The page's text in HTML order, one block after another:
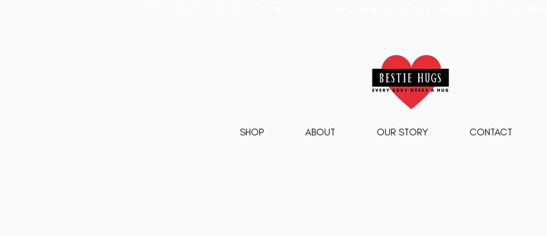
SHOP ABOUT OUR STORY CONTACT